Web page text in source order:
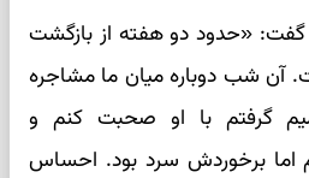
«حدود دو هفته از بازگشت
شب دوباره میان ما مشاجره
گرفتم با او صحبت کنم و
اما برخوردش سرد بود. احساس